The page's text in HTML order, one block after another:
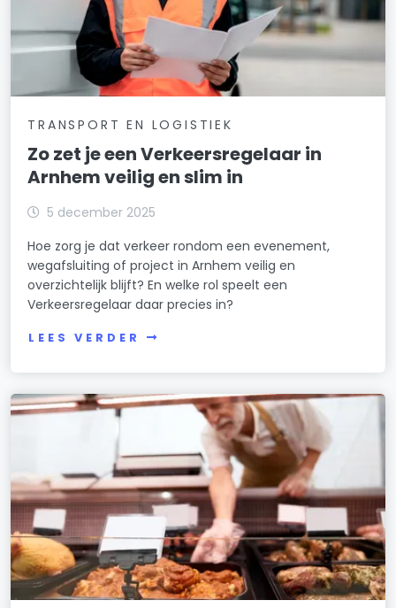
TRANSPORT EN LOGISTIEK
Zo zet je een Verkeersregelaar in
Arnhem veilig en slim in
5 december 2025
Hoe zorg je dat verkeer rondom een evenement,
wegafsluiting of project in Arnhem veilig en
overzichtelijk blijft? En welke rol speelt een
Verkeersregelaar daar precies in?
LEES VERDER